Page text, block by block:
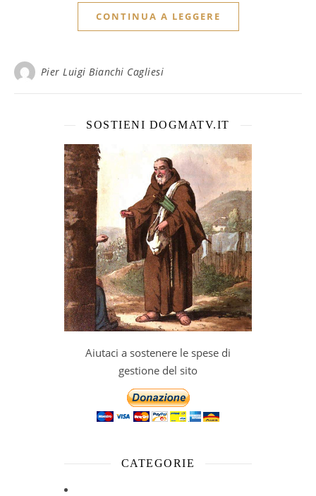
CONTINUA A LEGGERE
Pier Luigi Bianchi Cagliesi
SOSTIENI DOGMATV.IT
Aiutaci a sostenere le spese di
gestione del sito
CATEGORIE